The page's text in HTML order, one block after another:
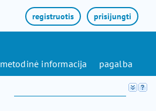
prisijungti
registruotis
metodinė informacija pagalba